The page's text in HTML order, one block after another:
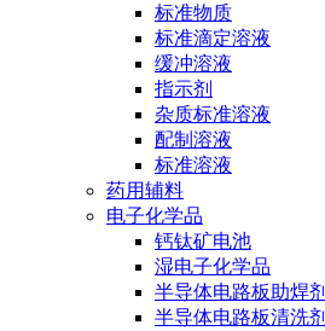
标准物质
标准滴定溶液
缓冲溶液
指示剂
杂质标准溶液
配制溶液
标准溶液
药用辅料
电子化学品
钙钛矿电池
湿电子化学品
半导体电路板助焊剂
半导体电路板清洗剂